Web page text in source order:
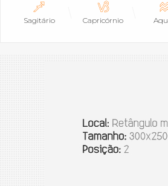
Sagitário Capricórnio